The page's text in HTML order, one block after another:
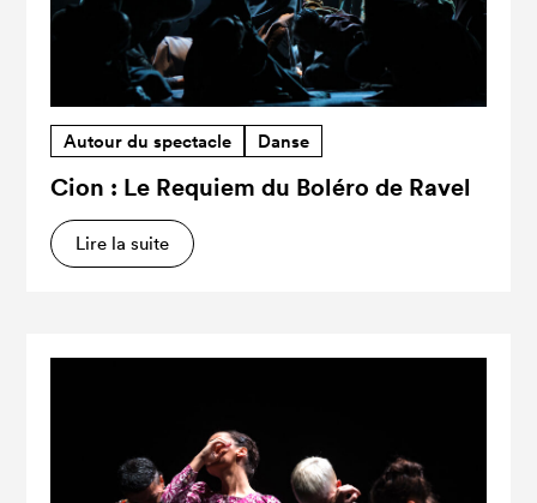
Autour du spectacle Danse
Cion : Le Requiem du Boléro de Ravel
Lire la suite